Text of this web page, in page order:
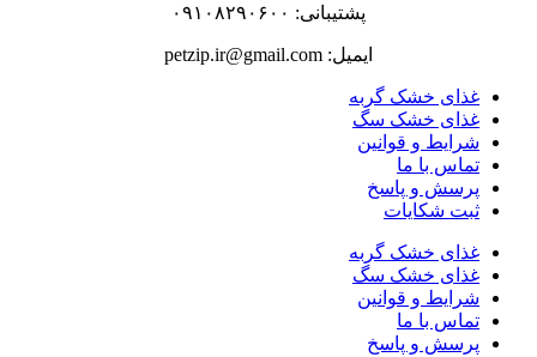
پشتیبانی: ۰۹۱۰۸۲۹۰۶۰۰
ایمیل: petzip.ir@gmail.com
غذای خشک گربه
غذای خشک سگ
شرایط و قوانین
تماس با ما
پرسش و پاسخ
ثبت شکایات
غذای خشک گربه
غذای خشک سگ
شرایط و قوانین
تماس با ما
پرسش و پاسخ